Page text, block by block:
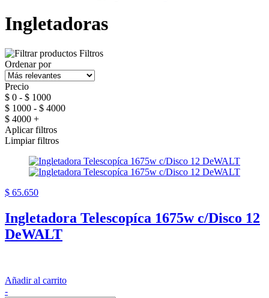
Ingletadoras
Filtros
Ordenar por
Precio
$ 0 - $ 1000
$ 1000 - $ 4000
$ 4000 +
Aplicar filtros
Limpiar filtros
$ 65.650
Ingletadora Telescopíca 1675w c/Disco 12
DeWALT
Añadir al carrito
-